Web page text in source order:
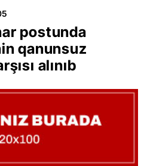
postunda
qanunsuz
alınıb